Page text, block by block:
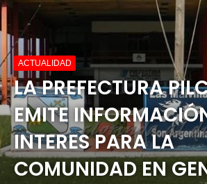
ACTUALIDAD
LA PREFECTURA
EMITE
INTERES PARA LA
COMUNIDAD EN